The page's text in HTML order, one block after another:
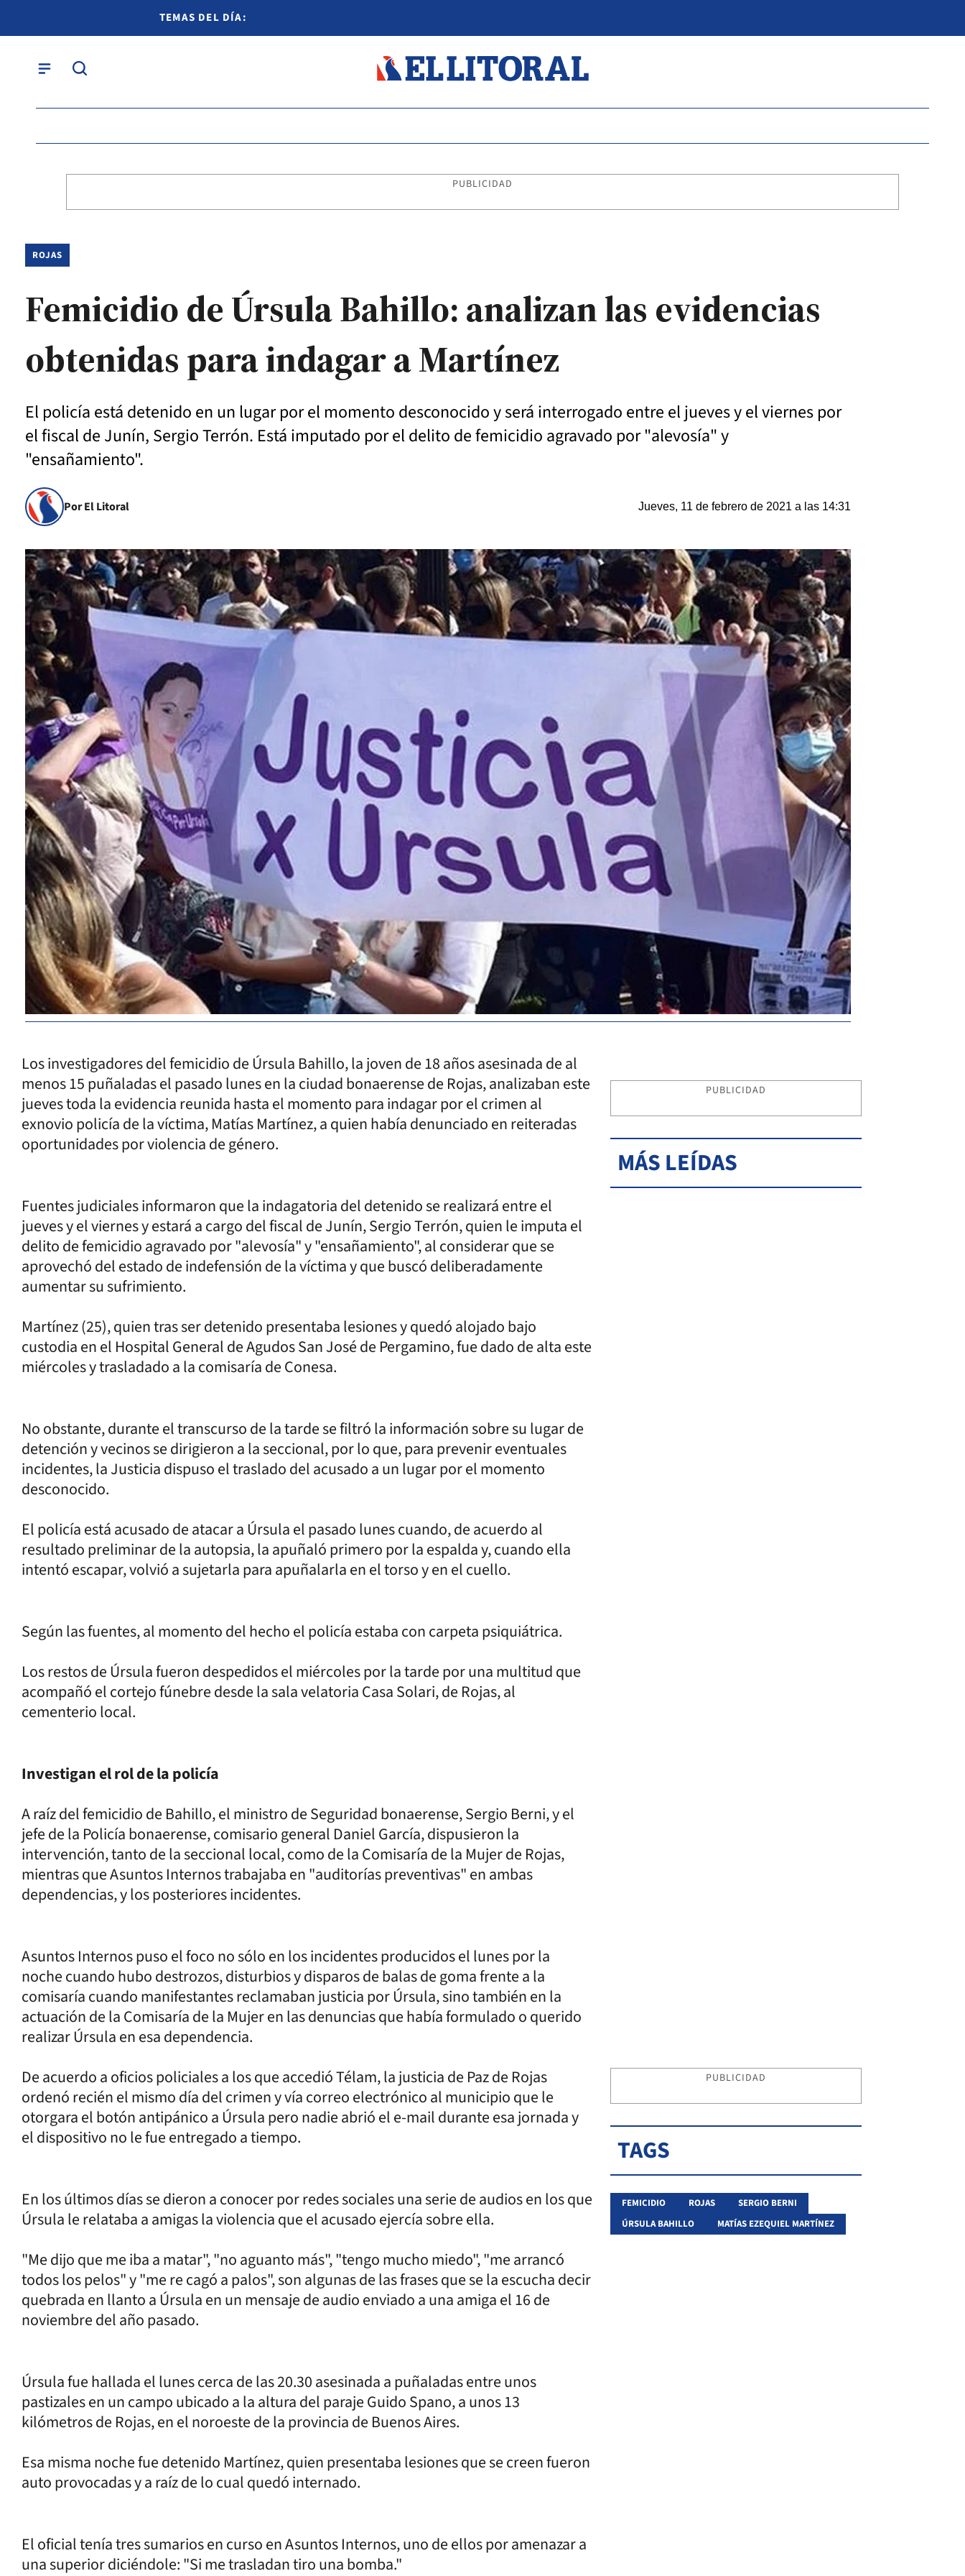
TEMAS DEL DÍA:
PUBLICIDAD
ROJAS
Femicidio de Úrsula Bahillo: analizan las evidencias
obtenidas para indagar a Martínez
El policía está detenido en un lugar por el momento desconocido y será interrogado entre el jueves y el viernes por
el fiscal de Junín, Sergio Terrón. Está imputado por el delito de femicidio agravado por "alevosía" y
"ensañamiento".
Por El Litoral Jueves, 11 de febrero de 2021 a las 14:31
Los investigadores del femicidio de Úrsula Bahillo, la joven de 18 años asesinada de al
menos 15 puñaladas el pasado lunes en la ciudad bonaerense de Rojas, analizaban este
jueves toda la evidencia reunida hasta el momento para indagar por el crimen al
exnovio policía de la víctima, Matías Martínez, a quien había denunciado en reiteradas
oportunidades por violencia de género.
Fuentes judiciales informaron que la indagatoria del detenido se realizará entre el
jueves y el viernes y estará a cargo del fiscal de Junín, Sergio Terrón, quien le imputa el
delito de femicidio agravado por "alevosía" y "ensañamiento", al considerar que se
aprovechó del estado de indefensión de la víctima y que buscó deliberadamente
aumentar su sufrimiento.
Martínez (25), quien tras ser detenido presentaba lesiones y quedó alojado bajo
custodia en el Hospital General de Agudos San José de Pergamino, fue dado de alta este
miércoles y trasladado a la comisaría de Conesa.
No obstante, durante el transcurso de la tarde se filtró la información sobre su lugar de
detención y vecinos se dirigieron a la seccional, por lo que, para prevenir eventuales
incidentes, la Justicia dispuso el traslado del acusado a un lugar por el momento
desconocido.
El policía está acusado de atacar a Úrsula el pasado lunes cuando, de acuerdo al
resultado preliminar de la autopsia, la apuñaló primero por la espalda y, cuando ella
intentó escapar, volvió a sujetarla para apuñalarla en el torso y en el cuello.
Según las fuentes, al momento del hecho el policía estaba con carpeta psiquiátrica.
Los restos de Úrsula fueron despedidos el miércoles por la tarde por una multitud que
acompañó el cortejo fúnebre desde la sala velatoria Casa Solari, de Rojas, al
cementerio local.
Investigan el rol de la policía
A raíz del femicidio de Bahillo, el ministro de Seguridad bonaerense, Sergio Berni, y el
jefe de la Policía bonaerense, comisario general Daniel García, dispusieron la
intervención, tanto de la seccional local, como de la Comisaría de la Mujer de Rojas,
mientras que Asuntos Internos trabajaba en "auditorías preventivas" en ambas
dependencias, y los posteriores incidentes.
Asuntos Internos puso el foco no sólo en los incidentes producidos el lunes por la
noche cuando hubo destrozos, disturbios y disparos de balas de goma frente a la
comisaría cuando manifestantes reclamaban justicia por Úrsula, sino también en la
actuación de la Comisaría de la Mujer en las denuncias que había formulado o querido
realizar Úrsula en esa dependencia.
De acuerdo a oficios policiales a los que accedió Télam, la justicia de Paz de Rojas
ordenó recién el mismo día del crimen y vía correo electrónico al municipio que le
otorgara el botón antipánico a Úrsula pero nadie abrió el e-mail durante esa jornada y
el dispositivo no le fue entregado a tiempo.
En los últimos días se dieron a conocer por redes sociales una serie de audios en los que
Úrsula le relataba a amigas la violencia que el acusado ejercía sobre ella.
"Me dijo que me iba a matar", "no aguanto más", "tengo mucho miedo", "me arrancó
todos los pelos" y "me re cagó a palos", son algunas de las frases que se la escucha decir
quebrada en llanto a Úrsula en un mensaje de audio enviado a una amiga el 16 de
noviembre del año pasado.
Úrsula fue hallada el lunes cerca de las 20.30 asesinada a puñaladas entre unos
pastizales en un campo ubicado a la altura del paraje Guido Spano, a unos 13
kilómetros de Rojas, en el noroeste de la provincia de Buenos Aires.
Esa misma noche fue detenido Martínez, quien presentaba lesiones que se creen fueron
auto provocadas y a raíz de lo cual quedó internado.
El oficial tenía tres sumarios en curso en Asuntos Internos, uno de ellos por amenazar a
una superior diciéndole: "Si me trasladan tiro una bomba."
PUBLICIDAD
MÁS LEÍDAS
PUBLICIDAD
TAGS
FEMICIDIO ROJAS
SERGIO BERNI
ÚRSULA BAHILLO
MATÍAS EZEQUIEL MARTÍNEZ